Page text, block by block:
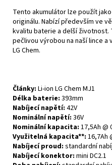
Tento akumulátor lze použít
originálu. Nabízí především ve
kvalitu baterie a delší životnost.
pečlivou výrobou na naší lince a
LG Chem.
Články: Li-ion LG Chem MJ1
Délka baterie: 393mm
Nabíjecí napětí: 42V
Nominální napětí: 36V
Nominální kapacita: 17,5Ah @
Využitelná kapacita**: 16,7Ah
Nabíjecí proud: standardní
Nabíjecí konektor: mini DC2.1